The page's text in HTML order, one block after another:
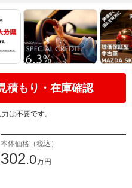
積もり・在庫確認
は不要です。
本体価格（税込）
302.0万円